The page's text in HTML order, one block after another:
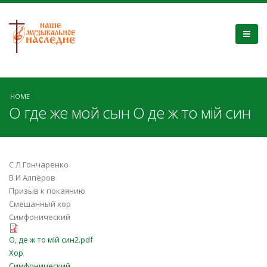
HOME
О где же мой сын О де ж то мій син
С Л Гончаренко
В И Алпёров
Призыв к покаянию
Смешанный хор
Симфонический
О, де ж то мій син2.pdf
О, де ж то мій син2.pdf
Хор